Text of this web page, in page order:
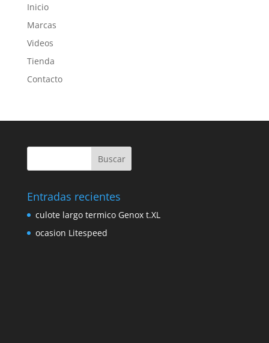
Inicio
Marcas
Videos
Tienda
Contacto
Entradas recientes
culote largo termico Genox t.XL
ocasion Litespeed